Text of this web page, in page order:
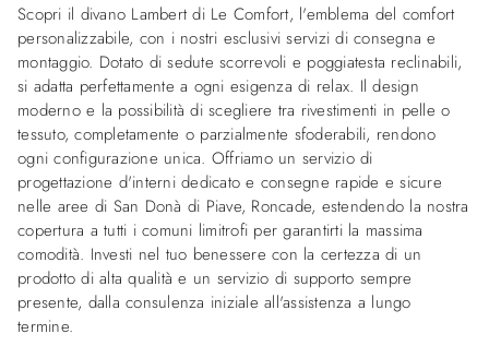
Scopri il divano Lambert di Le Comfort, l'emblema del comfort
personalizzabile, con i nostri esclusivi servizi di consegna e
montaggio. Dotato di sedute scorrevoli e poggiatesta reclinabili,
si adatta perfettamente a ogni esigenza di relax. Il design
moderno e la possibilità di scegliere tra rivestimenti in pelle o
tessuto, completamente o parzialmente sfoderabili, rendono
ogni configurazione unica. Offriamo un servizio di
progettazione d'interni dedicato e consegne rapide e sicure
nelle aree di San Donà di Piave, Roncade, estendendo la nostra
copertura a tutti i comuni limitrofi per garantirti la massima
comodità. Investi nel tuo benessere con la certezza di un
prodotto di alta qualità e un servizio di supporto sempre
presente, dalla consulenza iniziale all'assistenza a lungo
termine.